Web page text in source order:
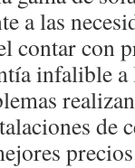
a las
contar con
infalible
de